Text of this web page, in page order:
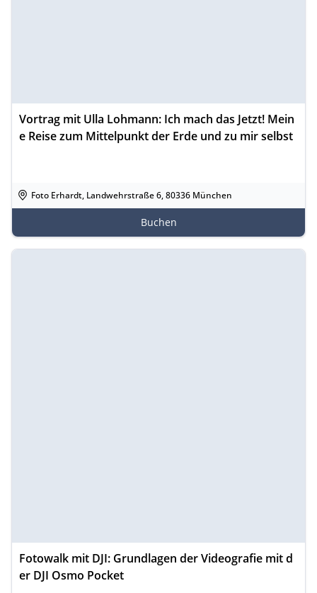
Vortrag mit Ulla Lohmann: Ich mach das Jetzt! Mein
e Reise zum Mittelpunkt der Erde und zu mir selbst
Foto Erhardt, Landwehrstraße 6, 80336 München
Buchen
Fotowalk mit DJI: Grundlagen der Videografie mit d
er DJI Osmo Pocket